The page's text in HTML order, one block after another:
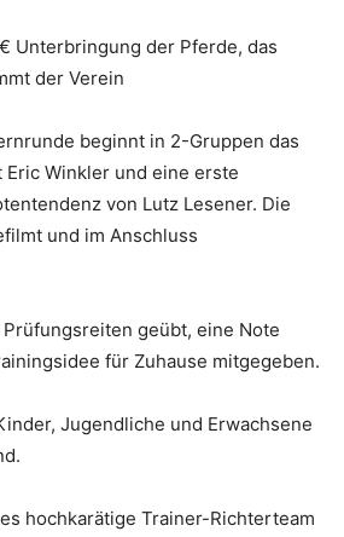
Unterbringung der Pferde, das
der Verein
beginnt in 2-Gruppen das
Winkler und eine erste
von Lutz Lesener. Die
und im Anschluss
geübt, eine Note
für Zuhause mitgegeben.
Jugendliche und Erwachsene
hochkarätige Trainer-Richterteam